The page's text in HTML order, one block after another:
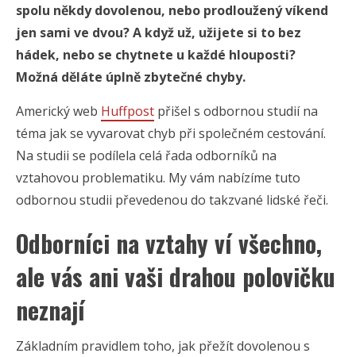
spolu někdy dovolenou, nebo prodloužený víkend
jen sami ve dvou? A když už, užijete si to bez
hádek, nebo se chytnete u každé hlouposti?
Možná děláte úplně zbytečné chyby.
Americký web Huffpost přišel s odbornou studií na
téma jak se vyvarovat chyb při společném cestování.
Na studii se podílela celá řada odborníků na
vztahovou problematiku. My vám nabízíme tuto
odbornou studii převedenou do takzvané lidské řeči.
Odborníci na vztahy ví všechno,
ale vás ani vaši drahou polovičku
neznají
Základním pravidlem toho, jak přežít dovolenou s